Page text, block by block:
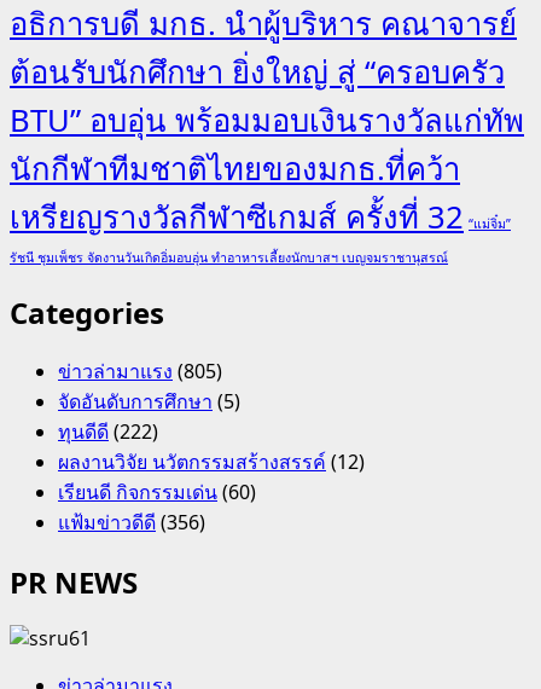
อธิการบดี มกธ. นำผู้บริหาร คณาจารย์
ต้อนรับนักศึกษา ยิ่งใหญ่ สู่ “ครอบครัว
BTU” อบอุ่น พร้อมมอบเงินรางวัลแก่ทัพ
นักกีฬาทีมชาติไทยของมกธ.ที่คว้า
เหรียญรางวัลกีฬาซีเกมส์ ครั้งที่ 32 “แม่จิ๋ม”
รัชนี ชุมเพ็ชร จัดงานวันเกิดอิ่มอบอุ่น ทำอาหารเลี้ยงนักบาสฯ เบญจมราชานุสรณ์
Categories
ข่าวล่ามาแรง (805)
จัดอันดับการศึกษา (5)
ทุนดีดี(222)
ผลงานวิจัย นวัตกรรมสร้างสรรค์(12)
เรียนดี กิจกรรมเด่น(60)
แฟ้มข่าวดีดี(356)
PR NEWS